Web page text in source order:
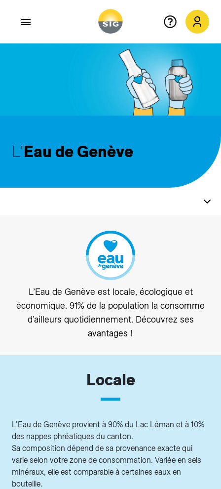
L'Eau de Genève
L’Eau de Genève est locale, écologique et
économique. 91% de la population la consomme
d’ailleurs quotidiennement. Découvrez ses
avantages !
Locale
L’Eau de Genève provient à 90% du Lac Léman et à 10%
des nappes phréatiques du canton.
Sa composition dépend de sa provenance exacte qui
varie selon votre zone de consommation. Variée en sels
minéraux, elle est comparable à certaines eaux en
bouteille.